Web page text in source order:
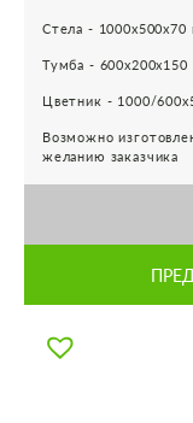
Стела - 1000х500х70
Тумба - 600х200х150
Цветник - 1000/
Возможно
желанию заказчика